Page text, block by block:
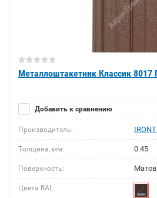
Металлоштакетник Классик
Добавить к сравнению
Производитель:
Толщина, мм: 0.45
Поверхность:
Цвета RAL: